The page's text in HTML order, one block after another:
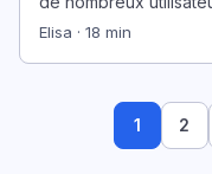
vérification bloquant
Elisa · 18 min
1 2